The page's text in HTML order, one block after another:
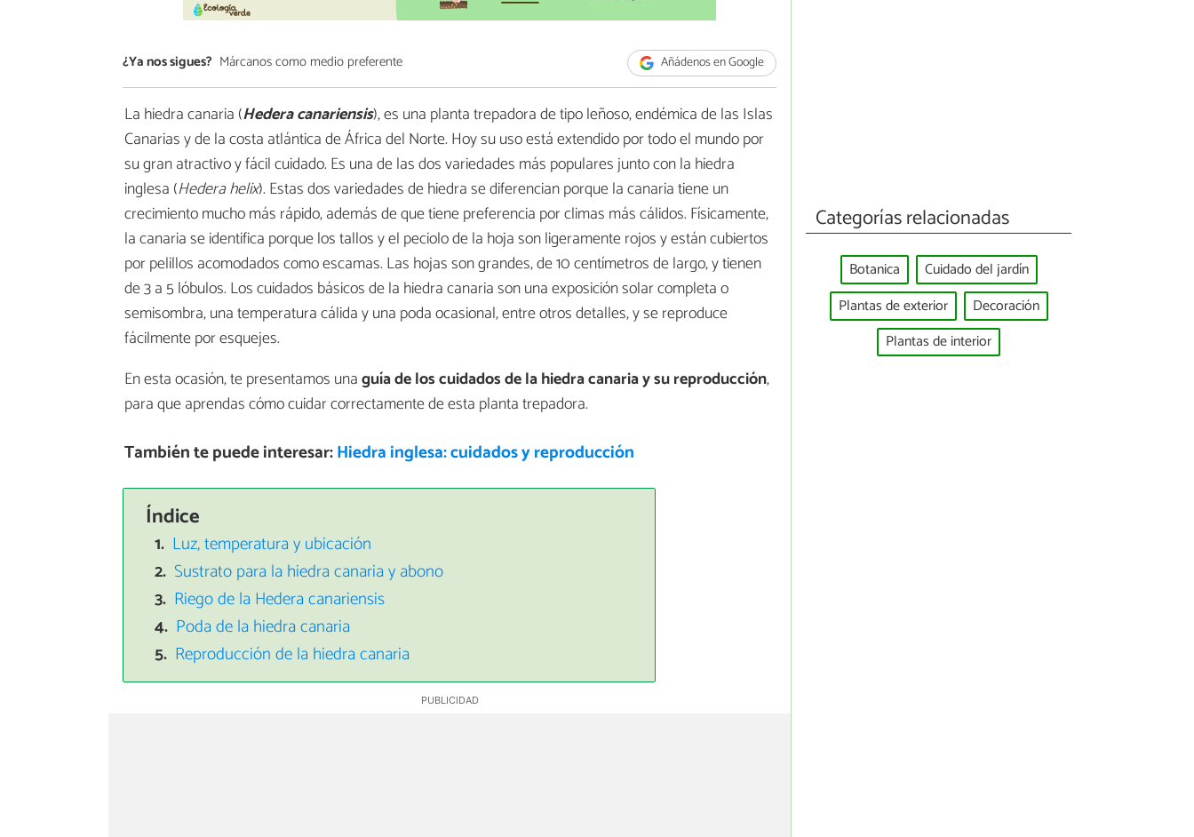
¿Ya nos sigues? Márcanos como medio preferente Añádenos en Google
La hiedra canaria (Hedera canariensis), es una planta trepadora de tipo leñoso, endémica de las Islas
Canarias y de la costa atlántica de África del Norte. Hoy su uso está extendido por todo el mundo por
su gran atractivo y fácil cuidado. Es una de las dos variedades más populares junto con la hiedra
inglesa (Hedera helix). Estas dos variedades de hiedra se diferencian porque la canaria tiene un
crecimiento mucho más rápido, además de que tiene preferencia por climas más cálidos. Físicamente,
la canaria se identifica porque los tallos y el peciolo de la hoja son ligeramente rojos y están cubiertos
por pelillos acomodados como escamas. Las hojas son grandes, de 10 centímetros de largo, y tienen
de 3 a 5 lóbulos. Los cuidados básicos de la hiedra canaria son una exposición solar completa o
semisombra, una temperatura cálida y una poda ocasional, entre otros detalles, y se reproduce
fácilmente por esquejes.
En esta ocasión, te presentamos unaguía de los cuidados de la hiedra canaria y su reproducción,
para que aprendas cómo cuidar correctamente de esta planta trepadora.
También te puede interesar:Hiedra inglesa: cuidados y reproducción
Índice
Luz, temperatura y ubicación
Sustrato para la hiedra canaria y abono
Riego de la Hedera canariensis
Poda de la hiedra canaria
Reproducción de la hiedra canaria
Categorías relacionadas
Botanica
Cuidado del jardín
Plantas de exterior
Decoración
Plantas de interior